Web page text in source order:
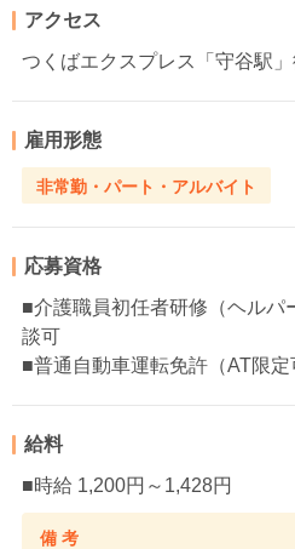
アクセス
つくばエクスプレス「守谷駅
雇用形態
非常勤・パート・アルバイト
応募資格
■介護職員初任者研修（ヘル
談可
■普通自動車運転免許（AT限定
給料
■時給 1,200円～1,428円
備 考